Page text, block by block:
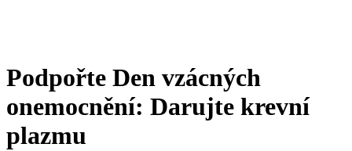
Podpořte Den vzácných
onemocnění: Darujte krevní
plazmu